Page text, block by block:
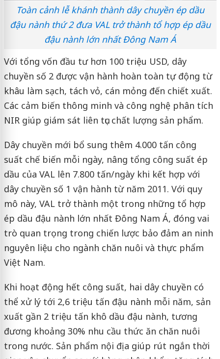
Toàn cảnh lễ khánh thành dây chuyền ép dầu
đậu nành thứ 2 đưa VAL trở thành tổ hợp ép dầu
đậu nành lớn nhất Đông Nam Á
Với tổng vốn đầu tư hơn 100 triệu USD, dây
chuyền số 2 được vận hành hoàn toàn tự động từ
khâu làm sạch, tách vỏ, cán mỏng đến chiết xuất.
Các cảm biến thông minh và công nghệ phân tích
NIR giúp giám sát liên tục chất lượng sản phẩm.
Dây chuyền mới bổ sung thêm 4.000 tấn công
suất chế biến mỗi ngày, nâng tổng công suất ép
dầu của VAL lên 7.800 tấn/ngày khi kết hợp với
dây chuyền số 1 vận hành từ năm 2011. Với quy
mô này, VAL trở thành một trong những tổ hợp
ép dầu đậu nành lớn nhất Đông Nam Á, đóng vai
trò quan trọng trong chiến lược bảo đảm an ninh
nguyên liệu cho ngành chăn nuôi và thực phẩm
Việt Nam.
Khi hoạt động hết công suất, hai dây chuyền có
thể xử lý tới 2,6 triệu tấn đậu nành mỗi năm, sản
xuất gần 2 triệu tấn khô dầu đậu nành, tương
đương khoảng 30% nhu cầu thức ăn chăn nuôi
trong nước. Sản phẩm nội địa giúp rút ngắn thời